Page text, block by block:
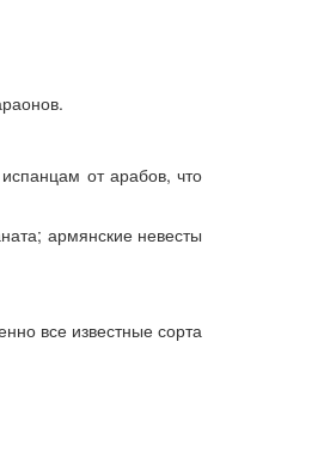
от арабов, что
армянские невесты
все известные сорта